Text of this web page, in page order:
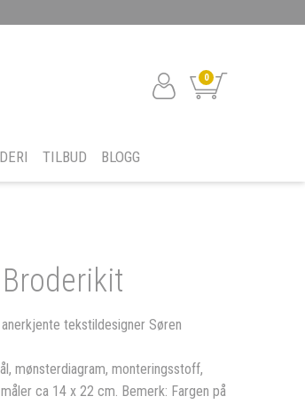
0
TILBUD BLOGG
tekstildesigner Søren
mønsterdiagram, monteringsstoff,
ca 14 x 22 cm. Bemerk: Fargen på